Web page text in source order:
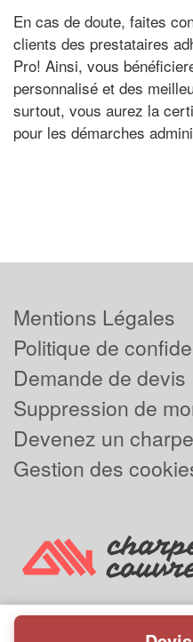
En cas de doute, faites
clients des prestataires
Pro! Ainsi, vous
personnalisé et des
surtout, vous aurez la
pour les démarches
Mentions Légales
Politique de
Demande de
Suppression de
Devenez un
Gestion des